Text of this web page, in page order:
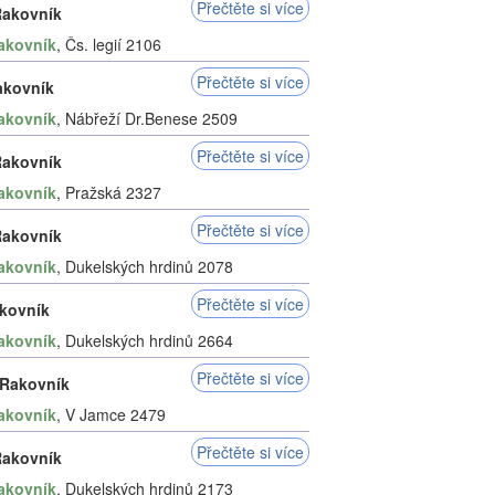
Přečtěte si více
, Čs. legií 2106
Přečtěte si více
, Nábřeží Dr.Benese 2509
Přečtěte si více
, Pražská 2327
Přečtěte si více
, Dukelských hrdinů 2078
Přečtěte si více
, Dukelských hrdinů 2664
Přečtěte si více
, V Jamce 2479
Přečtěte si více
, Dukelských hrdinů 2173